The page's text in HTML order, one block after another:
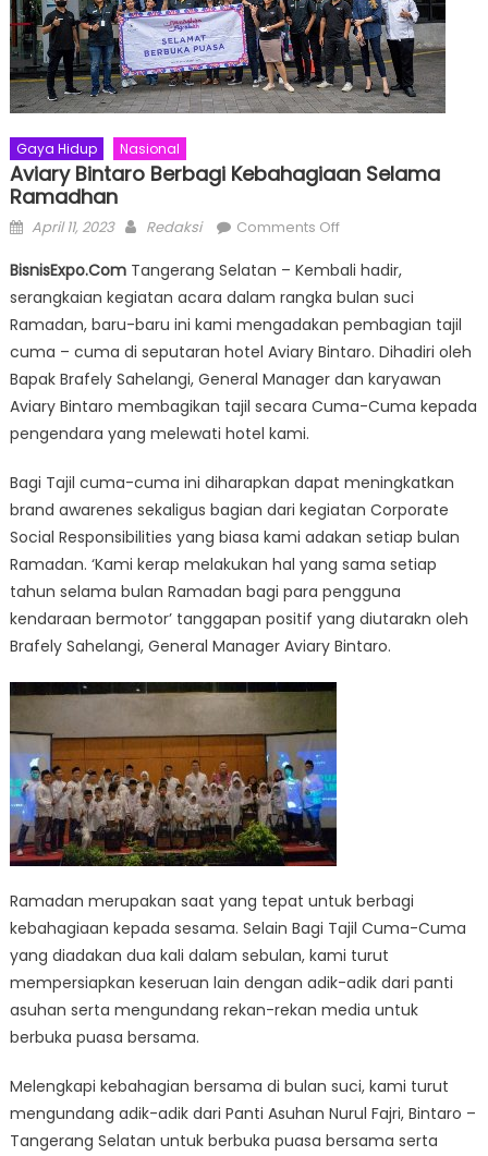
Gaya Hidup Nasional
Aviary Bintaro Berbagi Kebahagiaan Selama
Ramadhan
Posted
April 11, 2023 Author
Redaksi Comments Offon
Bintaro
Berbagi
Kebahagiaan
Selama
Ramadhan
BisnisExpo.ComTangerang Selatan – Kembali hadir,
serangkaian kegiatan acara dalam rangka bulan suci
Ramadan, baru-baru ini kami mengadakan pembagian tajil
cuma – cuma di seputaran hotel Aviary Bintaro. Dihadiri oleh
Bapak Brafely Sahelangi, General Manager dan karyawan
Aviary Bintaro membagikan tajil secara Cuma-Cuma kepada
pengendara yang melewati hotel kami.
Bagi Tajil cuma-cuma ini diharapkan dapat meningkatkan
brand awarenes sekaligus bagian dari kegiatan Corporate
Social Responsibilities yang biasa kami adakan setiap bulan
Ramadan. ‘Kami kerap melakukan hal yang sama setiap
tahun selama bulan Ramadan bagi para pengguna
kendaraan bermotor’ tanggapan positif yang diutarakn oleh
Brafely Sahelangi, General Manager Aviary Bintaro.
Ramadan merupakan saat yang tepat untuk berbagi
kebahagiaan kepada sesama. Selain Bagi Tajil Cuma-Cuma
yang diadakan dua kali dalam sebulan, kami turut
mempersiapkan keseruan lain dengan adik-adik dari panti
asuhan serta mengundang rekan-rekan media untuk
berbuka puasa bersama.
Melengkapi kebahagian bersama di bulan suci, kami turut
mengundang adik-adik dari Panti Asuhan Nurul Fajri, Bintaro –
Tangerang Selatan untuk berbuka puasa bersama serta